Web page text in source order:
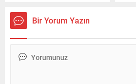
hastaneye kaldırılırken polis
inceleme başlattı.
Bir Yorum Yazın